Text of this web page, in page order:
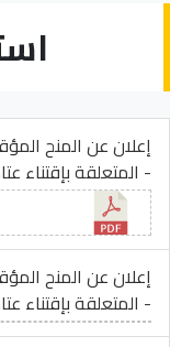
- المتعلقة بإقتناء
- المتعلقة بإقتناء